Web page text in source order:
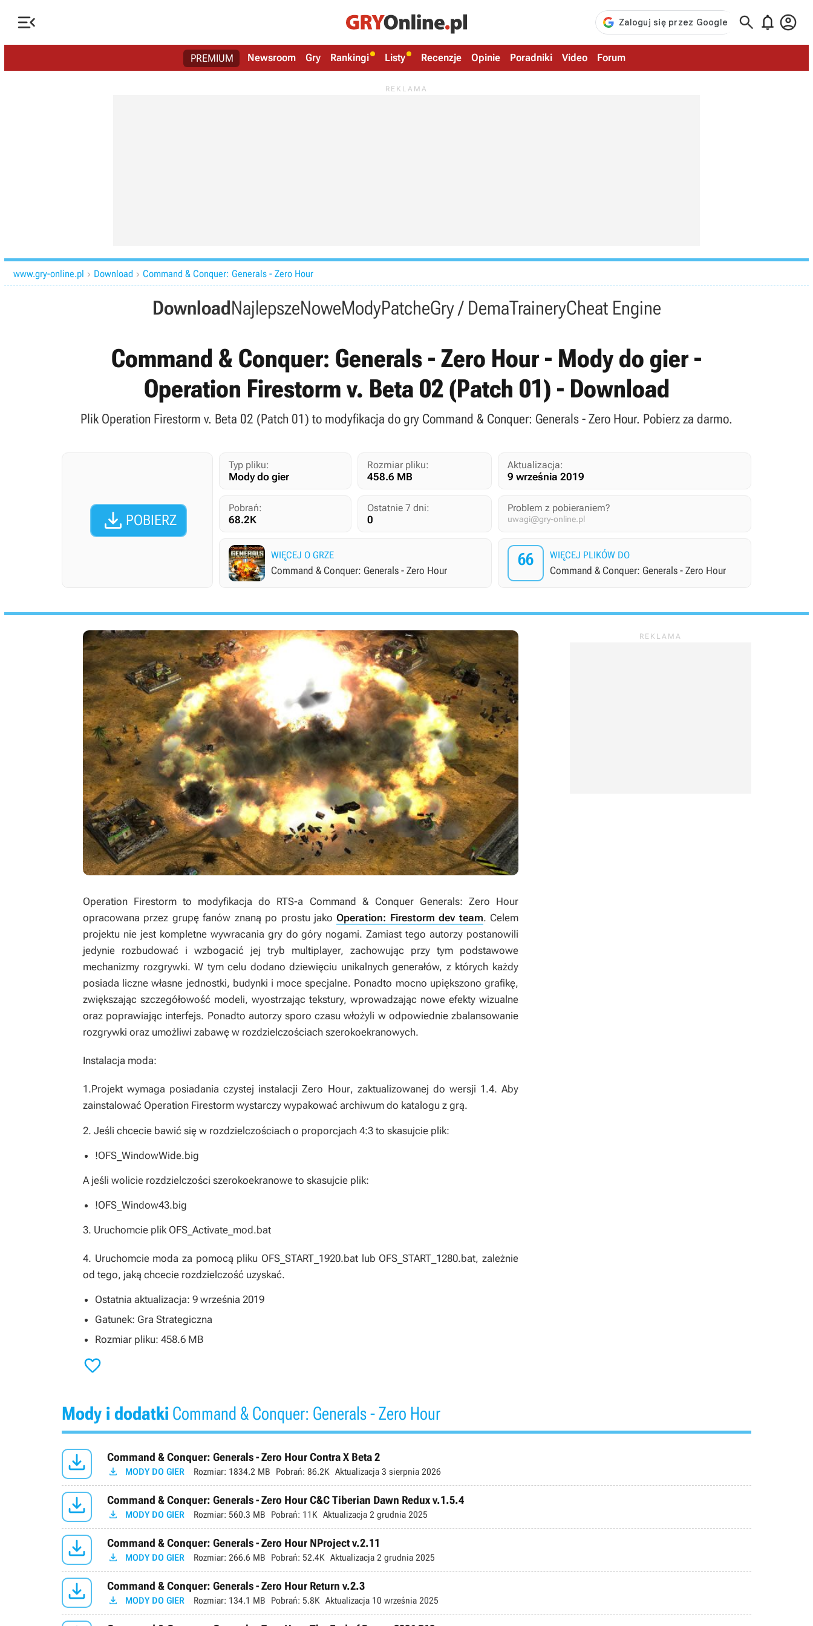
   
PREMIUM Newsroom Gry Rankingi Listy Recenzje Opinie Poradniki Video Forum
www.gry-online.pl  Download  Command & Conquer: Generals - Zero Hour
DownloadNajlepszeNoweModyPatcheGry / DemaTraineryCheat Engine
Command & Conquer: Generals - Zero Hour - Mody do gier -
Operation Firestorm v. Beta 02 (Patch 01) - Download
Plik Operation Firestorm v. Beta 02 (Patch 01) to modyfikacja do gry Command & Conquer: Generals - Zero Hour. Pobierz za darmo.
 POBIERZ
Typ pliku:
Mody do gier
Rozmiar pliku:
458.6 MB
Aktualizacja:
9 września 2019
Pobrań:
68.2K
Ostatnie 7 dni:
0
Problem z pobieraniem?
uwagi@gry-online.pl
WIĘCEJ O GRZE
Command & Conquer: Generals - Zero Hour
66 WIĘCEJ PLIKÓW DO
Command & Conquer: Generals - Zero Hour
Operation Firestorm to modyfikacja do RTS-a Command & Conquer Generals: Zero Hour
opracowana przez grupę fanów znaną po prostu jakoOperation: Firestorm dev team. Celem
projektu nie jest kompletne wywracania gry do góry nogami. Zamiast tego autorzy postanowili
jedynie rozbudować i wzbogacić jej tryb multiplayer, zachowując przy tym podstawowe
mechanizmy rozgrywki. W tym celu dodano dziewięciu unikalnych generałów, z których każdy
posiada liczne własne jednostki, budynki i moce specjalne. Ponadto mocno upiększono grafikę,
zwiększając szczegółowość modeli, wyostrzając tekstury, wprowadzając nowe efekty wizualne
oraz poprawiając interfejs. Ponadto autorzy sporo czasu włożyli w odpowiednie zbalansowanie
rozgrywki oraz umożliwi zabawę w rozdzielczościach szerokoekranowych.
Instalacja moda:
1.Projekt wymaga posiadania czystej instalacjiZero Hour, zaktualizowanej do wersji 1.4. Aby
zainstalować Operation Firestorm wystarczy wypakować archiwum do katalogu z grą.
2. Jeśli chcecie bawić się w rozdzielczościach o proporcjach 4:3 to skasujcie plik:
!OFS_WindowWide.big
A jeśli wolicie rozdzielczości szerokoekranowe to skasujcie plik:
!OFS_Window43.big
3. Uruchomcie plik OFS_Activate_mod.bat
4. Uruchomcie moda za pomocą pliku OFS_START_1920.bat lub OFS_START_1280.bat, zależnie
od tego, jaką chcecie rozdzielczość uzyskać.
Ostatnia aktualizacja: 9 września 2019
Gatunek: Gra Strategiczna
Rozmiar pliku: 458.6 MB

Mody i dodatki Command & Conquer: Generals - Zero Hour
 Command & Conquer: Generals - Zero Hour Contra X Beta 2
 MODY DO GIER Rozmiar: 1834.2 MB Pobrań: 86.2K Aktualizacja 3 sierpnia 2026
 Command & Conquer: Generals - Zero Hour C&C Tiberian Dawn Redux v.1.5.4
 MODY DO GIER Rozmiar: 560.3 MB Pobrań: 11K Aktualizacja 2 grudnia 2025
 Command & Conquer: Generals - Zero Hour NProject v.2.11
 MODY DO GIER Rozmiar: 266.6 MB Pobrań: 52.4K Aktualizacja 2 grudnia 2025
 Command & Conquer: Generals - Zero Hour Return v.2.3
 MODY DO GIER Rozmiar: 134.1 MB Pobrań: 5.8K Aktualizacja 10 września 2025